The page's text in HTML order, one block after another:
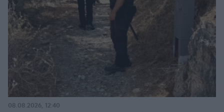
08.08.2026, 12:40